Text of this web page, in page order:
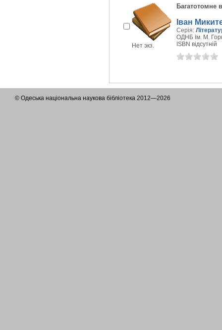
Нет экз.
Багатотомне
Іван
Серія:
ОДНБ ім. М.
ISBN відсутній
© Одеська національна наукова бібліотека 2012—2026